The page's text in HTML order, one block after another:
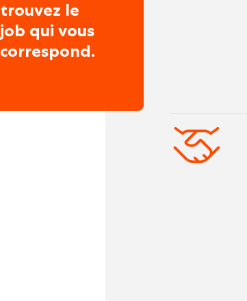
trouvez le
job qui vous
correspond.